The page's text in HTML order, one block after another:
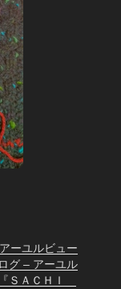
ーユルビュー
グ – アーユル
ＳＡＣＨＩ